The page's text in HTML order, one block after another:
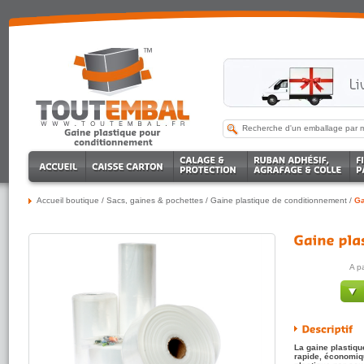
Accueil boutique / Sacs, gaines & pochettes / Gaine plastique de conditionnement /
A
La gaine
rapide,